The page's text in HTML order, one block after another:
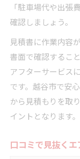
「駐車場代や出張
確認しましょう。
見積書に作業内容
書面で確認するこ
アフターサービス
です。越谷市で安
から見積もりを取
イントとなります。
口コミで見抜く